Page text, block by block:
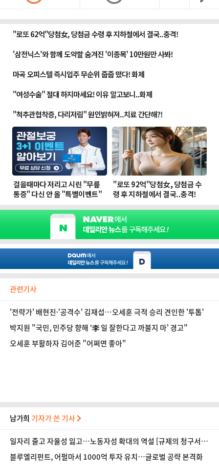
관련기사
'전략가' 배현진·'공격수' 김재섭…오세훈 극적 승리 견인한 '투톱'
박지원 "국민, 민주당 향해 '李 일 잘한다고 까불지 마' 경고"
오세훈 부활하자 김어준 "어쩌면 좋아"
남가희 기자가 쓴 기사
일자리 줄고 자율성 잃고…노동자성 확대의 역설 [규제의 청구서
③]
블루엘리펀트, 어펄마서 1000억 투자 유치…글로벌 공략 본격화